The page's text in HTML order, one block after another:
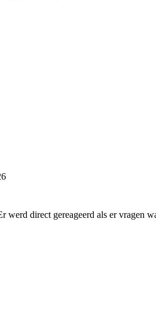
werd direct gereageerd als er vragen